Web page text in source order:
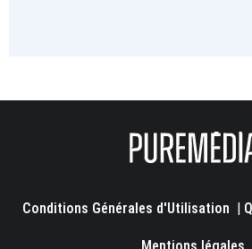
Conditions Générales d'Utilisation |
Mentions légales